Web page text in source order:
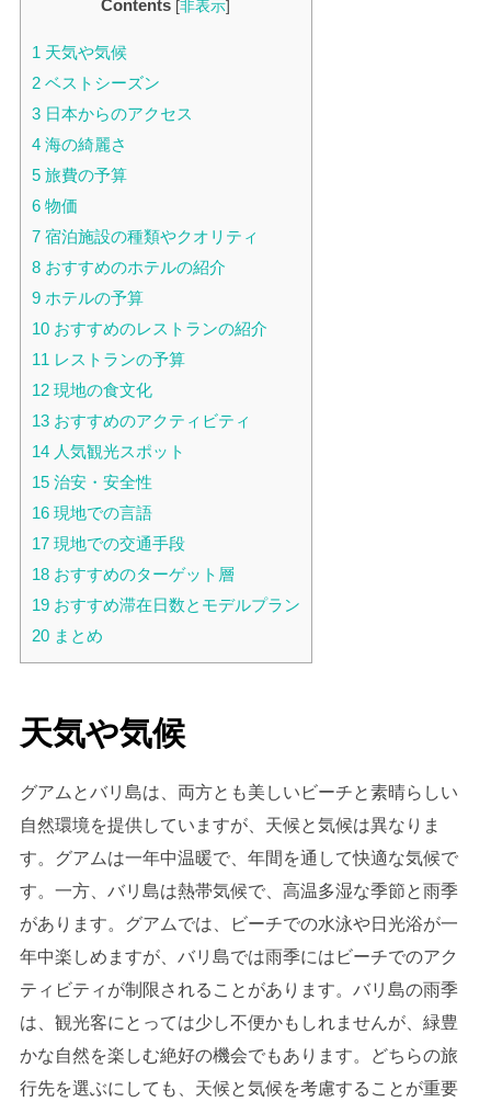
Contents [非表示]
1 天気や気候
2ベストシーズン
3日本からのアクセス
4海の綺麗さ
5旅費の予算
6物価
7宿泊施設の種類やクオリティ
8おすすめのホテルの紹介
9ホテルの予算
10おすすめのレストランの紹介
11 レストランの予算
12現地の食文化
13おすすめのアクティビティ
14人気観光スポット
15治安・安全性
16現地での言語
17現地での交通手段
18おすすめのターゲット層
19おすすめ滞在日数とモデルプラン
20まとめ
天気や気候
グアムとバリ島は、両方とも美しいビーチと素晴らしい
自然環境を提供していますが、天候と気候は異なりま
す。グアムは一年中温暖で、年間を通して快適な気候で
す。一方、バリ島は熱帯気候で、高温多湿な季節と雨季
があります。グアムでは、ビーチでの水泳や日光浴が一
年中楽しめますが、バリ島では雨季にはビーチでのアク
ティビティが制限されることがあります。バリ島の雨季
は、観光客にとっては少し不便かもしれませんが、緑豊
かな自然を楽しむ絶好の機会でもあります。どちらの旅
行先を選ぶにしても、天候と気候を考慮することが重要